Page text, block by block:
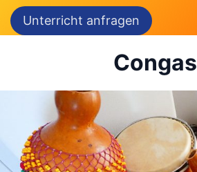
Unterricht anfragen
Congas